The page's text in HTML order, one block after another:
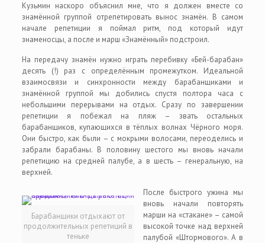
Кузьмин наскоро объяснил мне, что я должен вместе со
знамённой группой отрепетировать вынос знамён. В самом
начале репетиции я поймал ритм, под который идут
знаменосцы, а после и марш «Знамённый» подстроил.
На передачу знамён нужно играть перебивку «Бей-барабан»
десять (!) раз с определённым промежутком. Идеальной
взаимосвязи и синхронности между барабанщиками и
знамённой группой мы добились спустя полтора часа с
небольшими перерывами на отдых. Сразу по завершении
репетиции я побежал на пляж – звать остальных
барабанщиков, купающихся в тёплых волнах Чёрного моря.
Они быстро, как были – с мокрыми волосами, переоделись и
забрали барабаны. В половину шестого мы вновь начали
репетицию на средней палубе, а в шесть – генеральную, на
верхней.
Барабанщики отдыхают от
продолжительных репетиций в
теньке
После быстрого ужина мы
вновь начали повторять
марши на «стакане» – самой
высокой точке над верхней
палубой «Штормового». А в